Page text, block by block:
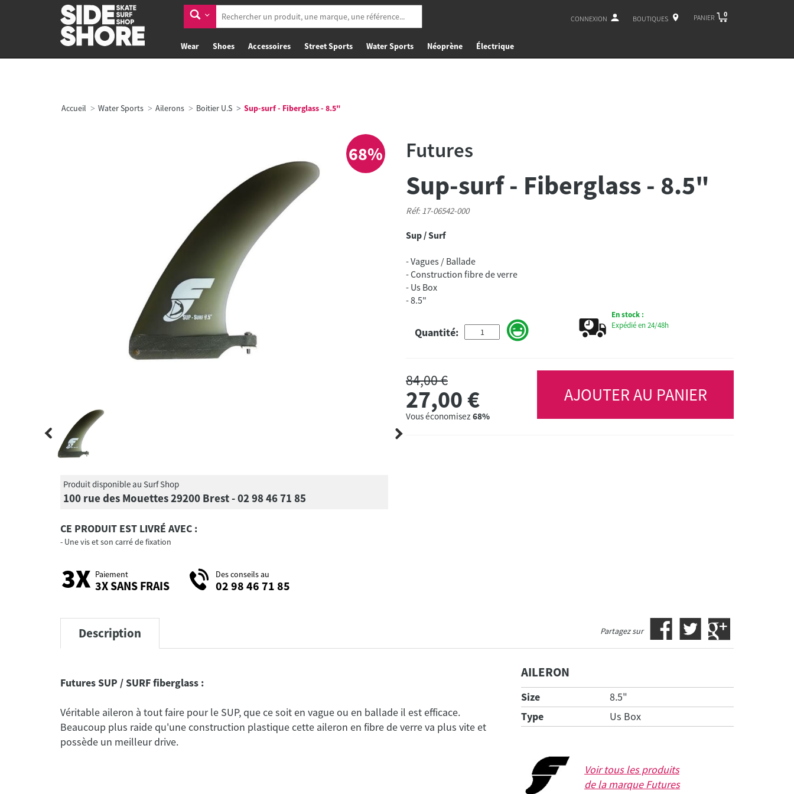
CONNEXION BOUTIQUES PANIER 0
Wear Shoes Accessoires Street Sports Water Sports Néoprène Électrique
Accueil Water Sports Ailerons Boitier U.S Sup-surf - Fiberglass - 8.5"
68%
Produit disponible au Surf Shop
100 rue des Mouettes 29200 Brest - 02 98 46 71 85
CE PRODUIT EST LIVRÉ AVEC :
Une vis et son carré de fixation
Paiement
3X SANS FRAIS
Des conseils au
02 98 46 71 85
Futures
Sup-surf - Fiberglass - 8.5"
Réf: 17-06542-000
Sup / Surf
- Vagues / Ballade
- Construction fibre de verre
- Us Box
- 8.5"
Quantité:
En stock :
Expédié en 24/48h
84,00 €
27,00€
Vous économisez 68%
AJOUTER AU PANIER
Partagez sur
Description
Futures SUP / SURF fiberglass :
Véritable aileron à tout faire pour le SUP, que ce soit en vague ou en ballade il est efficace.
Beaucoup plus raide qu'une construction plastique cette aileron en fibre de verre va plus vite et
possède un meilleur drive.
AILERON
Size
8.5"
Type
Us Box
Voir tous les produits
de la marqueFutures